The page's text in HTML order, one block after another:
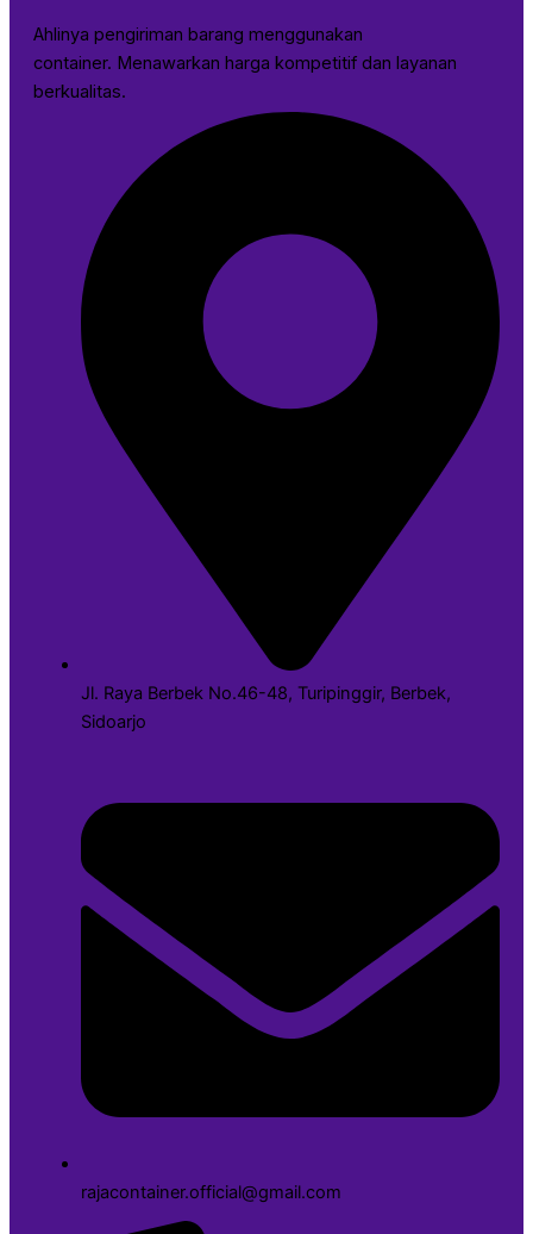
Ahlinya pengiriman barang menggunakan
container. Menawarkan harga kompetitif dan layanan
berkualitas.
Jl. Raya Berbek No.46-48, Turipinggir, Berbek,
Sidoarjo
rajacontainer.official@gmail.com